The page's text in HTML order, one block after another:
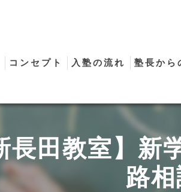
コンセプト
安全メール
入塾の流れ 塾長から
長田教室】
路相